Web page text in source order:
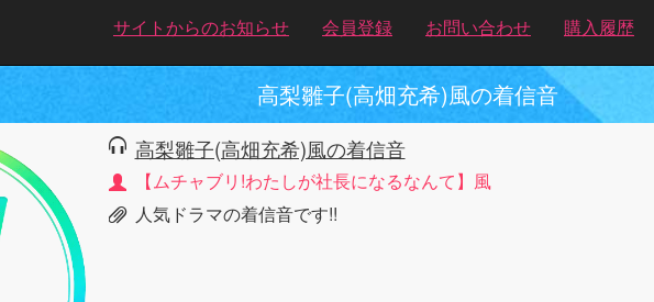
サイトからのお知らせ 会員登録 お問い合わせ 購入履歴
高梨雛子(高畑充希)風の着信音
高梨雛子(高畑充希)風の着信音
【ムチャブリ!わたしが社長になるなんて】風
人気ドラマの着信音です!!